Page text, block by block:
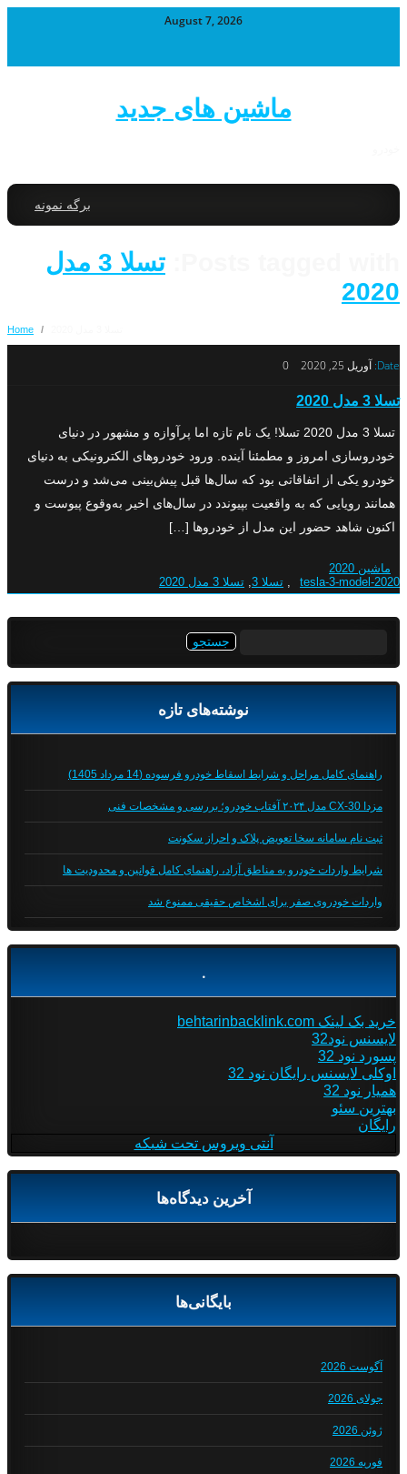
August 7, 2026
ماشین های جدید
برگه نمونه
تسلا 3 مدل
2020
Home /
Date: آوریل 25, 2020 0
تسلا 3 مدل 2020
تسلا 3 مدل 2020 تسلا! یک نام تازه اما پرآوازه و مشهور در دنیای
خودروسازی امروز و مطمئنا آینده. ورود خودروهای الکترونیکی به دنیای
خودرو یکی از اتفاقاتی بود که سال‌ها قبل پیش‌بینی می‌شد و درست
همانند رویایی که به واقعیت بپیوندد در سال‌های اخیر به‌وقوع پیوست و
اکنون شاهد حضور این مدل از خودروها […]
ماشین 2020
tesla-3-model-2020
, تسلا 3 , تسلا 3 مدل 2020
نوشته‌های تازه
راهنمای کامل مراحل و شرایط اسقاط خودرو فرسوده (14 مرداد 1405)
مزدا CX-30 مدل ۲۰۲۴ آفتاب خودرو؛ بررسی و مشخصات فنی
ثبت نام سامانه سخا تعویض پلاک و احراز سکونت
شرایط واردات خودرو به مناطق آزاد، راهنمای کامل قوانین و محدودیت ها
واردات خودروی صفر برای اشخاص حقیقی ممنوع شد
.
خرید بک لینک behtarinbacklink.com
لایسنس نود32
پسورد نود 32
اوکلی لایسنس رایگان نود 32
همیار نود 32
بهترین سئو
رایگان
آنتی ویروس تحت شبکه
آخرین دیدگاه‌ها
بایگانی‌ها
آگوست 2026
جولای 2026
ژوئن 2026
فوریه 2026